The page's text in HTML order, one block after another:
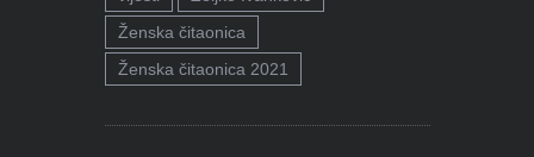
Ženska čitaonica
Ženska čitaonica 2021